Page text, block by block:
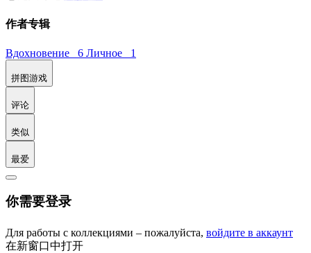
作者专辑
Вдохновение 6 Личное 1
拼图游戏
评论
类似
最爱
你需要登录
Для работы с коллекциями – пожалуйста, войдите в аккаунт
在新窗口中打开